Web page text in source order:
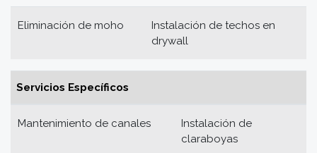
Eliminación de moho
Instalación de techos en
drywall
Servicios Específicos
Mantenimiento de canales
Instalación de
claraboyas